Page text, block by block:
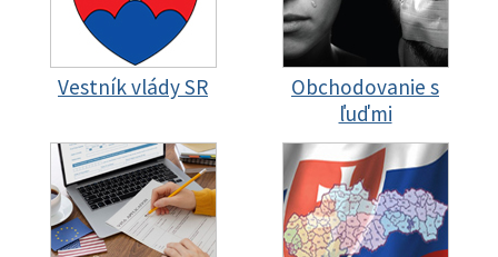
Vestník vlády SR
Obchodovanie s
ľuďmi